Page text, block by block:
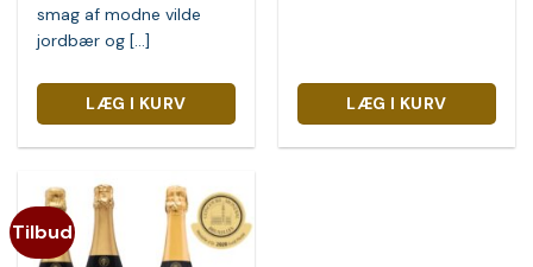
smag af modne vilde
jordbær og [...]
LÆG I KURV LÆG I KURV
Tilbud